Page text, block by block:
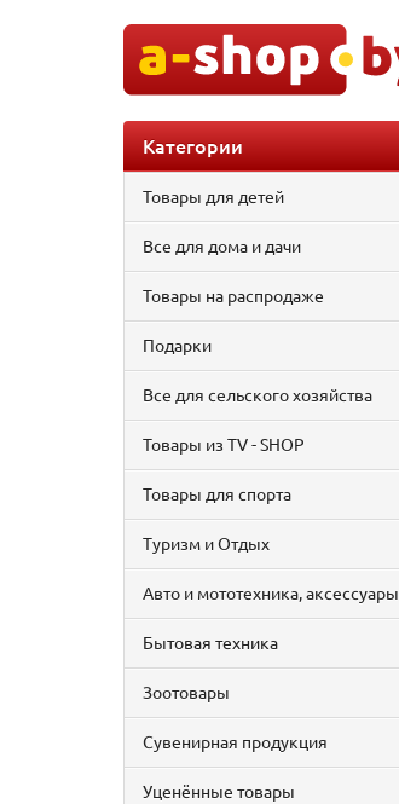
Категории
Товары для детей
Все для дома и дачи
Товары на распродаже
Подарки
Все для сельского хозяйства
Товары из TV - SHOP
Товары для спорта
Туризм и Отдых
Авто и мототехника, аксессуары
Бытовая техника
Зоотовары
Сувенирная продукция
Уценённые товары